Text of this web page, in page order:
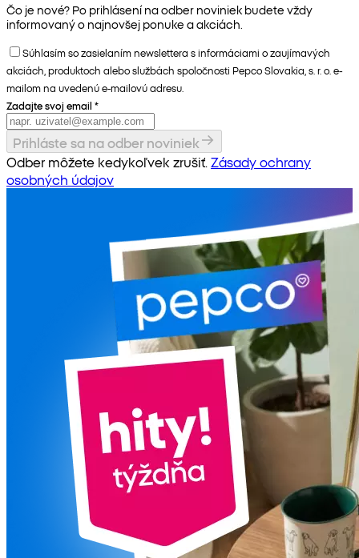
Čo je nové? Po prihlásení na odber noviniek budete vždy
informovaný o najnovšej ponuke a akciách.
Súhlasím so zasielaním newslettera s informáciami o zaujímavých
akciách, produktoch alebo službách spoločnosti Pepco Slovakia, s. r. o. e-
mailom na uvedenú e-mailovú adresu.
Zadajte svoj email *
Prihláste sa na odber noviniek
Odber môžete kedykoľvek zrušiť. Zásady ochrany
osobných údajov